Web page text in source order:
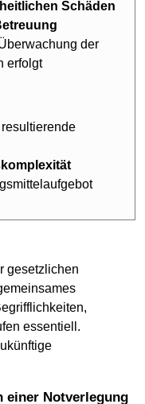
Schäden
der
erfolgt
gesetzlichen
essentiell.
einer Notverlegung